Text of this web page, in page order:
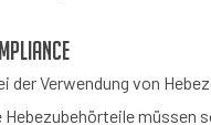
der Verwendung von
müssen